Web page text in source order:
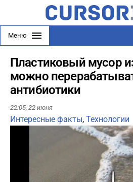
Меню
Пластиковый мусор
можно
антибиотики
22:05, 22 июня
Интересные факты, Технологии